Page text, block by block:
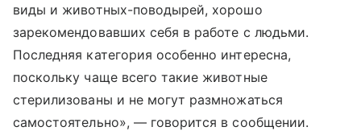
виды и животных-поводырей, хорошо
зарекомендовавших себя в работе с людьми.
Последняя категория особенно интересна,
поскольку чаще всего такие животные
стерилизованы и не могут размножаться
самостоятельно», — говорится в сообщении.